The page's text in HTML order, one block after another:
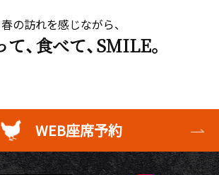
春の訪れを感じながら、
、食べて、SMILE。
WEB座席予約